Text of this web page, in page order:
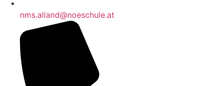
nms.alland@noeschule.at